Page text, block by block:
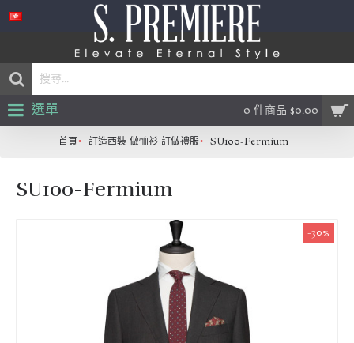
0 件商品 $0.00
選單
首頁 訂造西裝 做恤衫 訂做禮服 SU100-Fermium
SU100-Fermium
-30%